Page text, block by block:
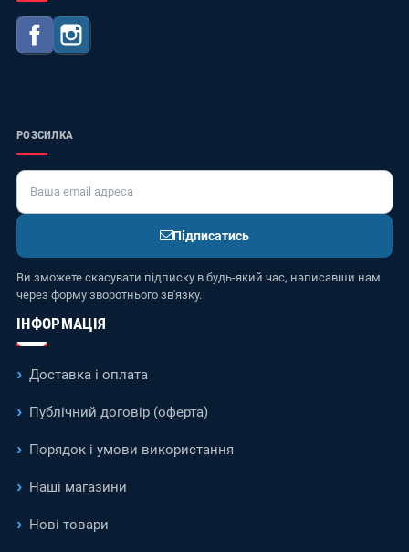
Facebook
РОЗСИЛКА
Підписатись
Ви зможете скасувати підписку в будь-який час, написавши нам
через форму зворотнього зв'язку.
ІНФОРМАЦІЯ
Доставка і оплата
Публічний договір (оферта)
Порядок і умови використання
Наші магазини
Нові товари